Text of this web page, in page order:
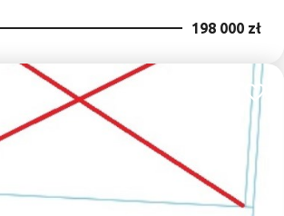
198 000 zł